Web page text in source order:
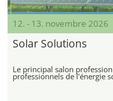
12. - 13. novembre 2026
Solar Solutions
Le principal salon
professionnels de l'énergie